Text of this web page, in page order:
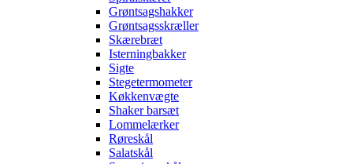
Grøntsagshakker
Grøntsagsskræller
Skærebræt
Isterningbakker
Sigte
Stegetermometer
Køkkenvægte
Shaker barsæt
Lommelærker
Røreskål
Salatskål